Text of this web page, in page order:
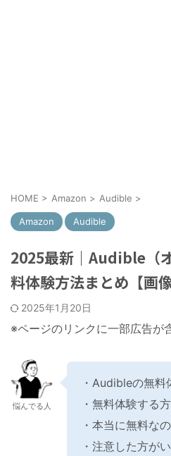
HOME > Amazon > Audible >
Amazon Audible
2025最新｜Audible（
料体験方法まとめ【画
2025年1月20日
※ページのリンクに一部広告が
悩んでる人
・Audibleの無料
・無料体験する
・本当に無料な
・注意した方が